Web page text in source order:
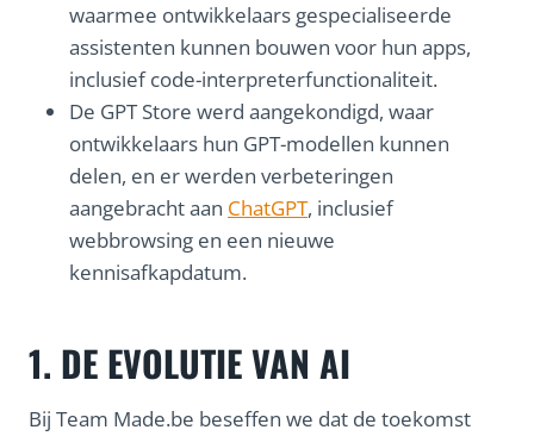
waarmee ontwikkelaars gespecialiseerde
assistenten kunnen bouwen voor hun apps,
inclusief code-interpreterfunctionaliteit.
De GPT Store werd aangekondigd, waar
ontwikkelaars hun GPT-modellen kunnen
delen, en er werden verbeteringen
aangebracht aan ChatGPT, inclusief
webbrowsing en een nieuwe
kennisafkapdatum.
1. DE EVOLUTIE VAN AI
Bij Team Made.be beseffen we dat de toekomst